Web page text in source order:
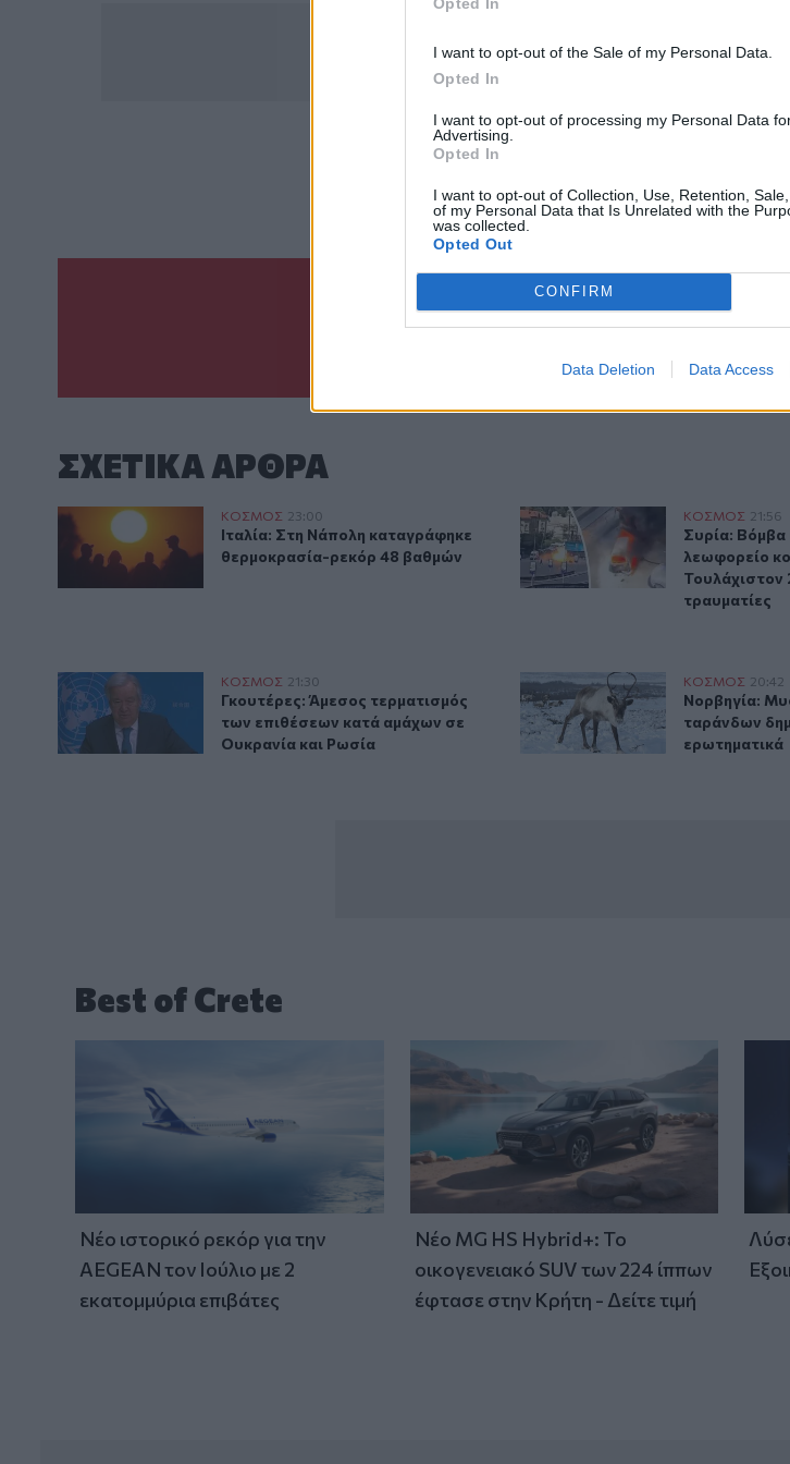
I want to opt-out of the Sale of my Personal Data.
Opted In
I want to opt-out of processing my Personal Data
Advertising.
Opted In
I want to opt-out of Collection, Use, Retention,
of my Personal Data that Is Unrelated with the
was collected.
Opted Out
CONFIRM
Data Deletion Data Access
ΣΧΕΤΙΚΆ TAGS
Γίνε ο ρεπόρτερ του CRETALIVE
ΣΧΕΤΙΚA AΡΘΡΑ
Ιταλία: Στη Νάπολη καταγράφηκε θερμοκρασία-ρεκόρ 48 βαθμών
ΚΟΣΜΟΣ 23:00
Ιταλία: Στη Νάπολη καταγράφηκε θερμοκρασία-ρεκόρ 48 βαθμών
Ιταλία: Στη Νάπολη καταγράφηκε
θερμοκρασία-ρεκόρ 48 βαθμών
Συρία: Βόμβα εξερράγη σε
ΚΟΣΜΟΣ 21:56
Συρία:
Συρία: Βόμβα
λεωφορείο
Τουλάχιστον
τραυματίες
Γκουτέρες: Άμεσος τερματισμός των επιθέσεων κατά αμάχων σε Ουκρανία και Ρωσία
ΚΟΣΜΟΣ 21:30
Γκουτέρες: Άμεσος τερματισμός των επιθέσεων κατά αμάχων σε
Γκουτέρες: Άμεσος τερματισμός
των επιθέσεων κατά αμάχων σε
Ουκρανία και Ρωσία
Νορβηγία: Μυστηριώδεις
ΚΟΣΜΟΣ 20:42
Νορβηγία:
Νορβηγία:
ταράνδων
ερωτηματικά
Best of Crete
Νέο ιστορικό ρεκόρ για την
AEGEAN τον Ιούλιο με 2
εκατομμύρια επιβάτες
Νέο MG HS Hybrid+: Το
οικογενειακό SUV των 224 ίππων
έφτασε στην Κρήτη - Δείτε τιμή